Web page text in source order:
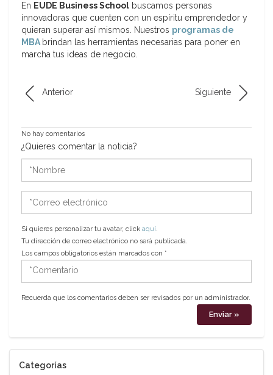
En EUDE Business School buscamos personas
innovadoras que cuenten con un espíritu emprendedor y
quieran superar así mismos. Nuestros programas de
MBA brindan las herramientas necesarias para poner en
marcha tus ideas de negocio.
Anterior Siguiente
No hay comentarios
¿Quieres comentar la noticia?
electrónico
Si quieres personalizar tu avatar, click aquí.
Tu dirección de correo electrónico no será publicada.
Los campos obligatorios están marcados con *
*Comentario
Recuerda que los comentarios deben ser revisados por un administrador.
Categorías